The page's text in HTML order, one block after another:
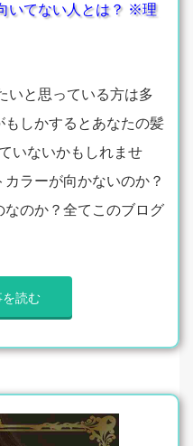
いてない人とは？ ※理
いと思っている方は多
もしかするとあなたの髪
いないかもしれませ
ラーが向かないのか？
のか？全てこのブログ
読む